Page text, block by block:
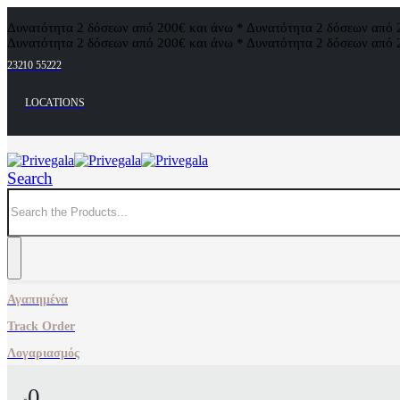
Δυνατότητα 2 δόσεων από 200€ και άνω * Δυνατότητα 2 δόσεων
Δυνατότητα 2 δόσεων από 200€ και άνω * Δυνατότητα 2 δόσεων
23210 55222
LOCATIONS
Search
Αγαπημένα
Track Order
Λογαριασμός